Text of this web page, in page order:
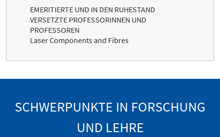
EMERITIERTE UND IN DEN RUHESTAND
VERSETZTE PROFESSORINNEN UND
PROFESSOREN
Laser Components and Fibres
SCHWERPUNKTE IN FORSCHUNG
UND LEHRE